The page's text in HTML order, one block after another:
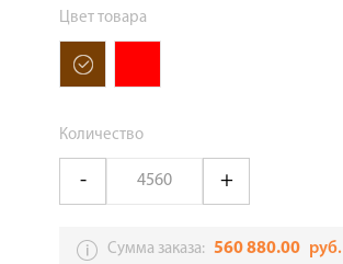
Цвет товара
Количество
Сумма заказа: 560 880.00руб.